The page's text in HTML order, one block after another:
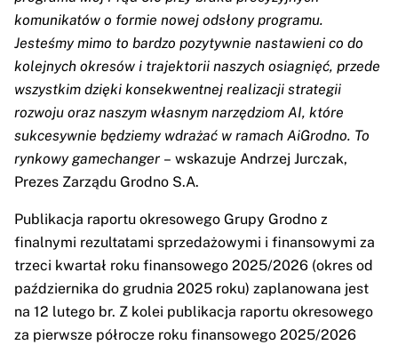
komunikatów o formie nowej odsłony programu.
Jesteśmy mimo to bardzo pozytywnie nastawieni co do
kolejnych okresów i trajektorii naszych osiagnięć, przede
wszystkim dzięki konsekwentnej realizacji strategii
rozwoju oraz naszym własnym narzędziom AI, które
sukcesywnie będziemy wdrażać w ramach AiGrodno. To
rynkowy gamechanger – wskazuje Andrzej Jurczak,
Prezes Zarządu Grodno S.A.
Publikacja raportu okresowego Grupy Grodno z
finalnymi rezultatami sprzedażowymi i finansowymi za
trzeci kwartał roku finansowego 2025/2026 (okres od
października do grudnia 2025 roku) zaplanowana jest
na 12 lutego br. Z kolei publikacja raportu okresowego
za pierwsze półrocze roku finansowego 2025/2026